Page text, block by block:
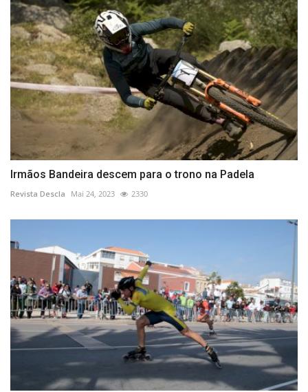
Irmãos Bandeira descem para o trono na Padela
Revista Descla Mai 24, 2023 2330